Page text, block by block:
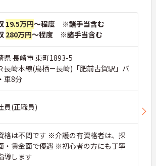
19.5万円～程度 ※諸手当含む
280万円～程度 ※諸手当含む
県 長崎市 東町1893-5
長崎本線(鳥栖－長崎)「肥前古賀駅」バ
車8分
員(正職員)
格は不問です ※介護の有資格者は、採
・賃金面で優遇 ※初心者の方にも丁寧
導します